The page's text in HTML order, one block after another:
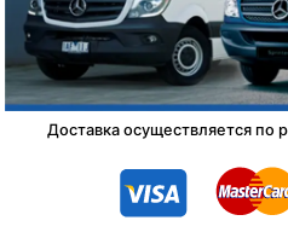
Доставка осуществляется по